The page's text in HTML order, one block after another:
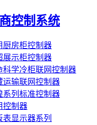
控制系统
厨房柜控制器
展示柜控制器
科学冷柜联网控制器
运输联网控制器
系列标准控制器
控制器
表显示器系列